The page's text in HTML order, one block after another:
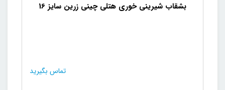
بشقاب شیرینی خوری هتلی چینی زرین سایز 16
تماس بگیرید